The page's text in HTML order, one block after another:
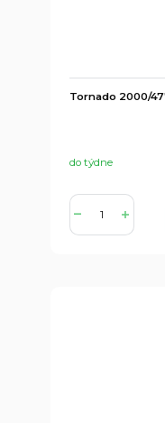
Tornado 2000/
do týdne